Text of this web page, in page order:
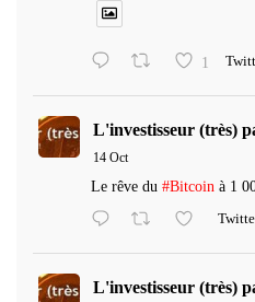
1
L'investisseur (très)
14 Oct
Le rêve du #Bitcoin à 1
L'investisseur (très)